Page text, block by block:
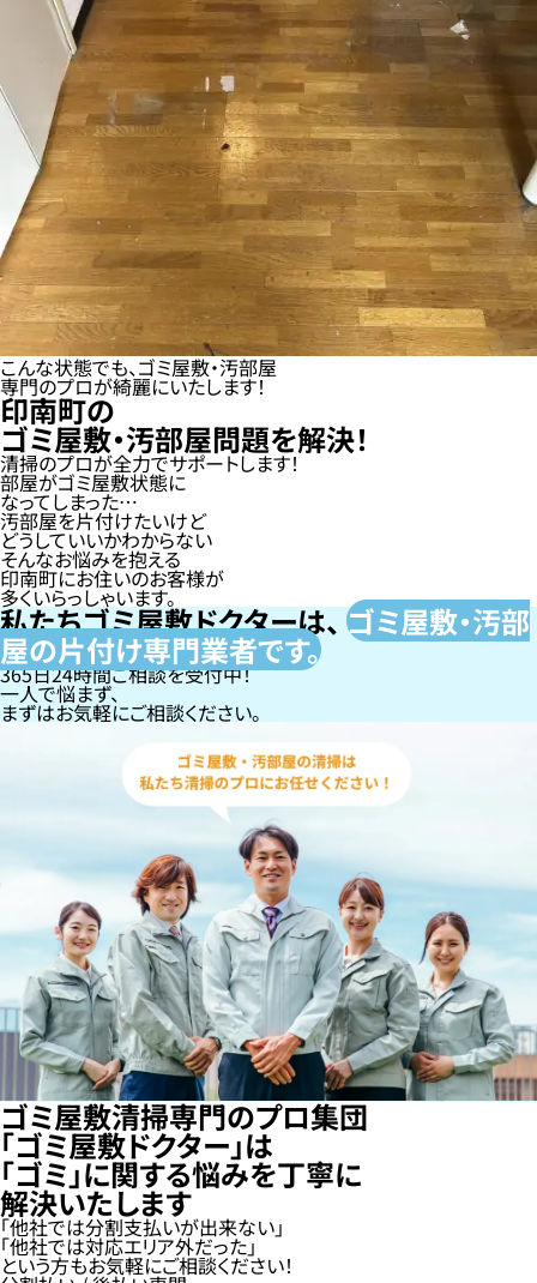
こんな状態でも、ゴミ屋敷・汚部屋
専門のプロが綺麗にいたします！
印南町の
ゴミ屋敷・汚部屋問題を解決！
清掃のプロが全力でサポートします！
部屋がゴミ屋敷状態に
なってしまった…
汚部屋を片付けたいけど
どうしていいかわからない
そんなお悩みを抱える
印南町にお住いのお客様が
多くいらっしゃいます。
私たちゴミ屋敷ドクターは、ゴミ屋敷・汚部
屋の片付け専門業者です。
365日24時間ご相談を受付中！
一人で悩まず、
まずはお気軽にご相談ください。
ゴミ屋敷清掃専門のプロ集団
「ゴミ屋敷ドクター」は
「ゴミ」に関する悩みを丁寧に
解決いたします
「他社では分割支払いが出来ない」
「他社では対応エリア外だった」
という方もお気軽にご相談ください！